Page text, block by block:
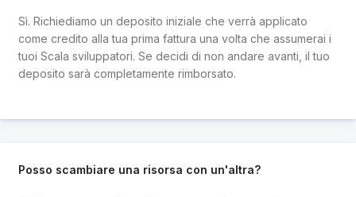
Sì. Richiediamo un deposito iniziale che verrà applicato
come credito alla tua prima fattura una volta che assumerai i
tuoi Scala sviluppatori. Se decidi di non andare avanti, il tuo
deposito sarà completamente rimborsato.
Posso scambiare una risorsa con un'altra?